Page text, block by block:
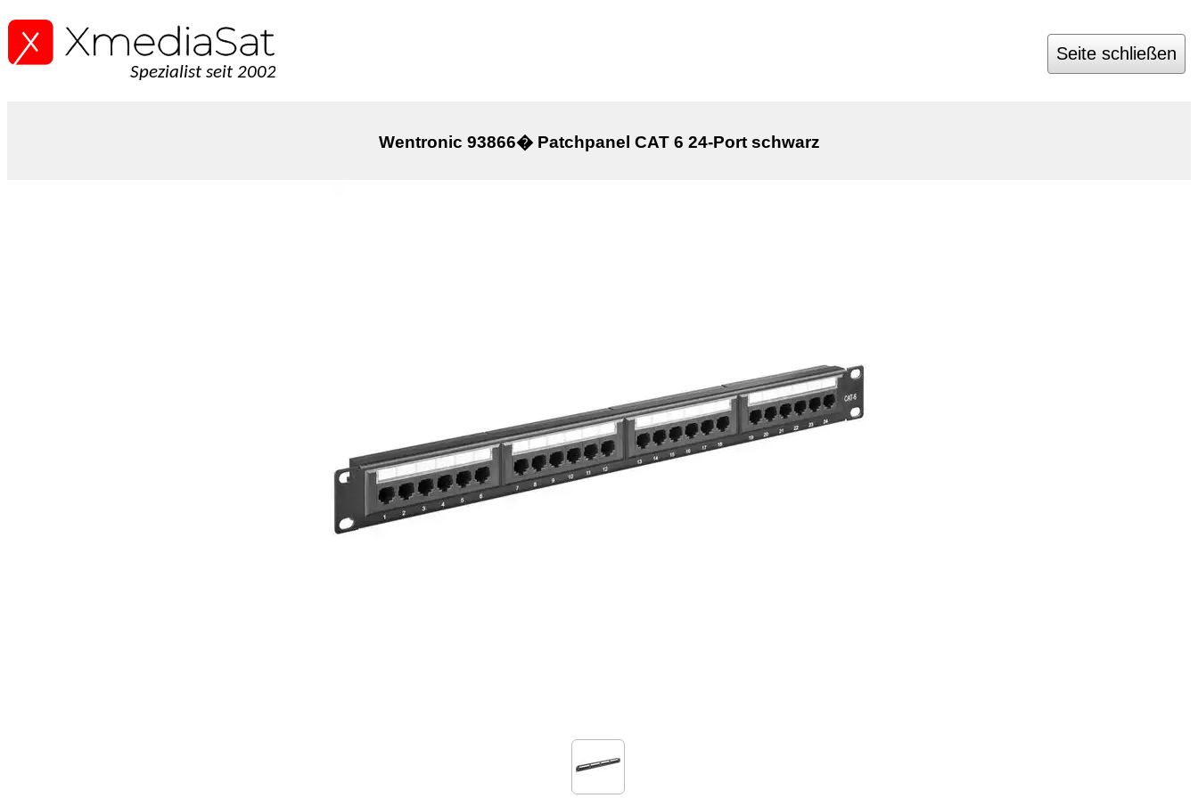
Spezialist seit 2002
Seite schließen
Wentronic 93866� Patchpanel CAT 6 24-Port schwarz